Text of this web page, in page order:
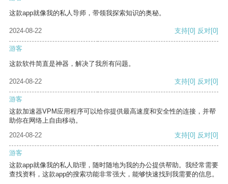
这款app就像我的私人导师，带领我探索知识的奥秘。
2024-08-22 支持[0] 反对[0]
游客
这款软件简直是神器，解决了我所有问题。
2024-08-22 支持[0] 反对[0]
游客
这款加速器VPM应用程序可以给你提供最高速度和安全性的连接，并帮
助你在网络上自由移动。
2024-08-22
支持[0] 反对[0]
游客
这款app就像我的私人助理，随时随地为我的办公提供帮助。我经常需要
查找资料，这款app的搜索功能非常强大，能够快速找到我需要的信息。